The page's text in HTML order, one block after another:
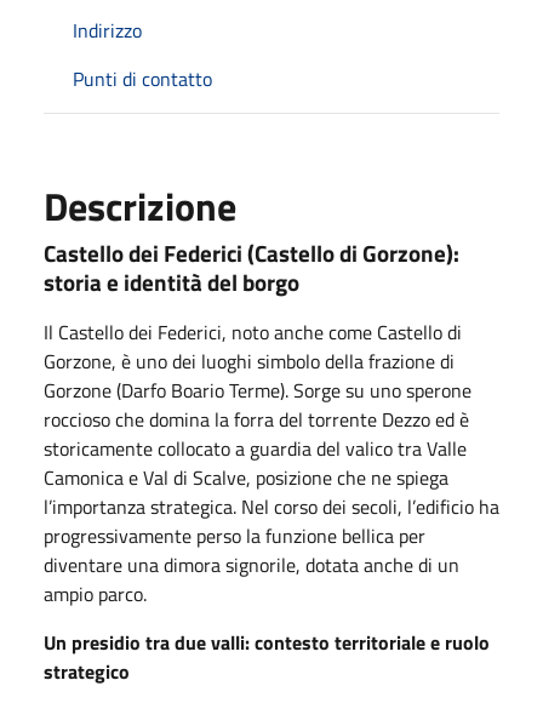
Indirizzo
Punti di contatto
Descrizione
Castello dei Federici (Castello di Gorzone):
storia e identità del borgo
Il Castello dei Federici, noto anche come Castello di
Gorzone, è uno dei luoghi simbolo della frazione di
Gorzone (Darfo Boario Terme). Sorge su uno sperone
roccioso che domina la forra del torrente Dezzo ed è
storicamente collocato a guardia del valico tra Valle
Camonica e Val di Scalve, posizione che ne spiega
l’importanza strategica. Nel corso dei secoli, l’edificio ha
progressivamente perso la funzione bellica per
diventare una dimora signorile, dotata anche di un
ampio parco.
Un presidio tra due valli: contesto territoriale e ruolo
strategico